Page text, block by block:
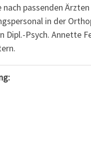
passenden
in der
Dipl.-Psych.